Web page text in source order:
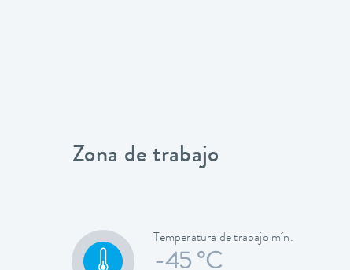
Zona de trabajo
Temperatura de trabajo mín.
-45 °C